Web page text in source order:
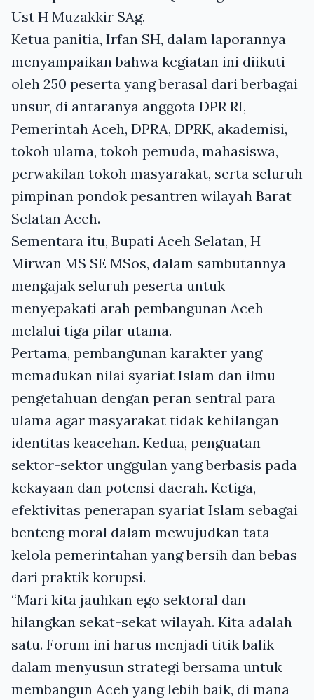
Ust H Muzakkir SAg.
Ketua panitia, Irfan SH, dalam laporannya
menyampaikan bahwa kegiatan ini diikuti
oleh 250 peserta yang berasal dari berbagai
unsur, di antaranya anggota DPR RI,
Pemerintah Aceh, DPRA, DPRK, akademisi,
tokoh ulama, tokoh pemuda, mahasiswa,
perwakilan tokoh masyarakat, serta seluruh
pimpinan pondok pesantren wilayah Barat
Selatan Aceh.
Sementara itu, Bupati Aceh Selatan, H
Mirwan MS SE MSos, dalam sambutannya
mengajak seluruh peserta untuk
menyepakati arah pembangunan Aceh
melalui tiga pilar utama.
Pertama, pembangunan karakter yang
memadukan nilai syariat Islam dan ilmu
pengetahuan dengan peran sentral para
ulama agar masyarakat tidak kehilangan
identitas keacehan. Kedua, penguatan
sektor-sektor unggulan yang berbasis pada
kekayaan dan potensi daerah. Ketiga,
efektivitas penerapan syariat Islam sebagai
benteng moral dalam mewujudkan tata
kelola pemerintahan yang bersih dan bebas
dari praktik korupsi.
“Mari kita jauhkan ego sektoral dan
hilangkan sekat-sekat wilayah. Kita adalah
satu. Forum ini harus menjadi titik balik
dalam menyusun strategi bersama untuk
membangun Aceh yang lebih baik, di mana